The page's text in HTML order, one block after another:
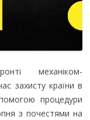
механіком-
захисту країни в
процедури
з почестями на